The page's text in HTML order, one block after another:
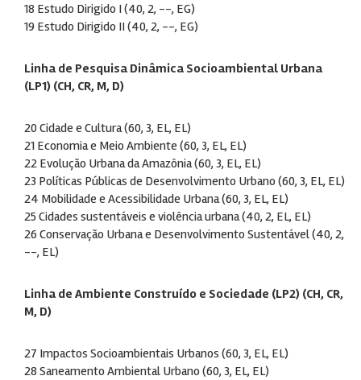
18 Estudo Dirigido I (40, 2, --, EG)
19 Estudo Dirigido II (40, 2, --, EG)
Linha de Pesquisa Dinâmica Socioambiental Urbana
(LP1) (CH, CR, M, D)
20 Cidade e Cultura (60, 3, EL, EL)
21 Economia e Meio Ambiente (60, 3, EL, EL)
22 Evolução Urbana da Amazônia (60, 3, EL, EL)
23 Políticas Públicas de Desenvolvimento Urbano (60, 3, EL, EL)
24 Mobilidade e Acessibilidade Urbana (60, 3, EL, EL)
25 Cidades sustentáveis e violência urbana (40, 2, EL, EL)
26 Conservação Urbana e Desenvolvimento Sustentável (40, 2,
--, EL)
Linha de Ambiente Construído e Sociedade (LP2) (CH, CR,
M, D)
27 Impactos Socioambientais Urbanos (60, 3, EL, EL)
28 Saneamento Ambiental Urbano (60, 3, EL, EL)